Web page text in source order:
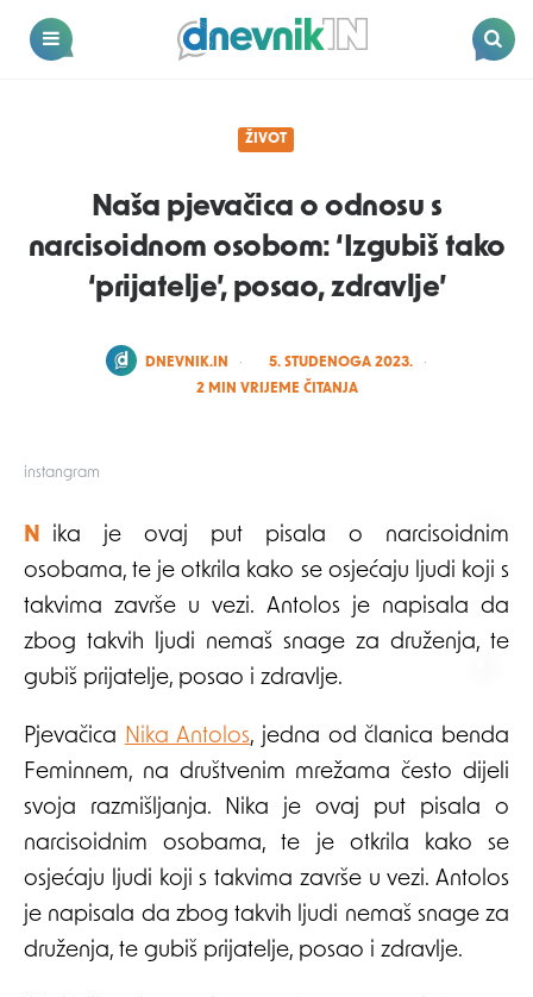
Dnevnik.in
instangram
ŽIVOT
Naša pjevačica o odnosu s
narcisoidnom osobom: ‘Izgubiš tako
‘prijatelje’, posao, zdravlje’
POSTED
DNEVNIK.IN
5. STUDENOGA 2023.
2 MIN VRIJEME ČITANJA
Nika je ovaj put pisala o narcisoidnim
osobama, te je otkrila kako se osjećaju ljudi koji s
takvima završe u vezi. Antolos je napisala da
zbog takvih ljudi nemaš snage za druženja, te
gubiš prijatelje, posao i zdravlje.
Pjevačica Nika Antolos, jedna od članica benda
Feminnem, na društvenim mrežama često dijeli
svoja razmišljanja. Nika je ovaj put pisala o
narcisoidnim osobama, te je otkrila kako se
osjećaju ljudi koji s takvima završe u vezi. Antolos
je napisala da zbog takvih ljudi nemaš snage za
druženja, te gubiš prijatelje, posao i zdravlje.